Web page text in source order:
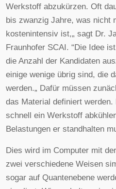
Werkstoff abzukürzen. Oft
bis zwanzig Jahre, was nicht
kostenintensiv ist,„ sagt Dr.
Fraunhofer SCAI. “Die Idee
die Anzahl der Kandidaten
einige wenige übrig sind, die
werden.„ Dafür müssen
das Material definiert
schnell ein Werkstoff
Belastungen er standhalten
Dies wird im Computer mit
zwei verschiedene Weisen
sogar auf Quantenebene